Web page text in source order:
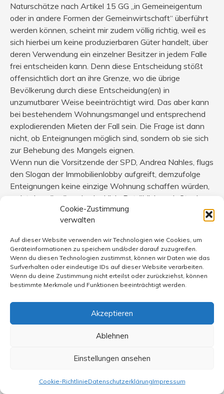
Cookie-Zustimmung
verwalten
Auf dieser Website verwenden wir Technologien wie Cookies, um
Geräteinformationen zu speichern und/oder darauf zuzugreifen.
Wenn du diesen Technologien zustimmst, können wir Daten wie das
Surfverhalten oder eindeutige IDs auf dieser Website verarbeiten.
Wenn du deine Zustimmung nicht erteilst oder zurückziehst, können
bestimmte Merkmale und Funktionen beeinträchtigt werden.
Akzeptieren
Ablehnen
Einstellungen ansehen
Cookie-RichtlinieDatenschutzerklärungImpressum
Naturschätze nach Artikel 15 GG „in Gemeineigentum
oder in andere Formen der Gemeinwirtschaft“ überführt
werden können, scheint mir zudem völlig richtig, weil es
sich hierbei um keine produzierbaren Güter handelt, über
deren Verwendung ein einzelner Besitzer in jedem Falle
frei entscheiden kann. Denn diese Entscheidung stößt
offensichtlich dort an ihre Grenze, wo die übrige
Bevölkerung durch diese Entscheidung(en) in
unzumutbarer Weise beeinträchtigt wird. Das aber kann
bei bestehendem Wohnungsmangel und entsprechend
explodierenden Mieten der Fall sein. Die Frage ist dann
nicht, ob Enteignungen möglich sind, sondern ob sie sich
zur Behebung des Mangels eignen.
Wenn nun die Vorsitzende der SPD, Andrea Nahles, flugs
den Slogan der Immobilienlobby aufgreift, demzufolge
Enteignungen keine einzige Wohnung schaffen würden,
so ist das allerdings bedenklich. Betrüblich auch Stephan
Hebels Kurzkommentar („das stimmt“), denn diese nur
vordergründig plausible Behauptung stimmt eben nicht.
Wohnungsbaugesellschaften mit mehr als 3000
Wohnungen nach einer Enteignung zwar über keinen
bzw. nur noch über einen Restbestand an Wohnungen
sowie über die dafür erhaltene und nicht unerhebliche
Sicherheit dieses Kapital ihrem Auftrag und der
Präferenz ihrer Anteilseigner gemäß wieder in den
Wohnungsunternehmen in öffentlicher Hand, könnte auf
Erzielung hoher Profite verzichten, seinen Schwerpunkt